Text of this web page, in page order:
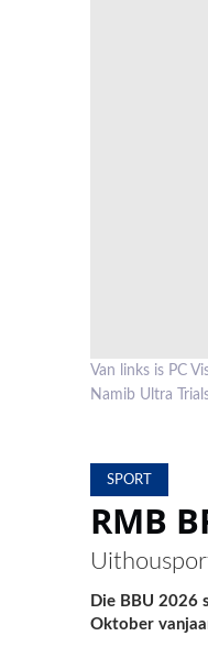
Van links is PC
Namib Ultra
SPORT
RMB
Die BBU 2026
Oktober